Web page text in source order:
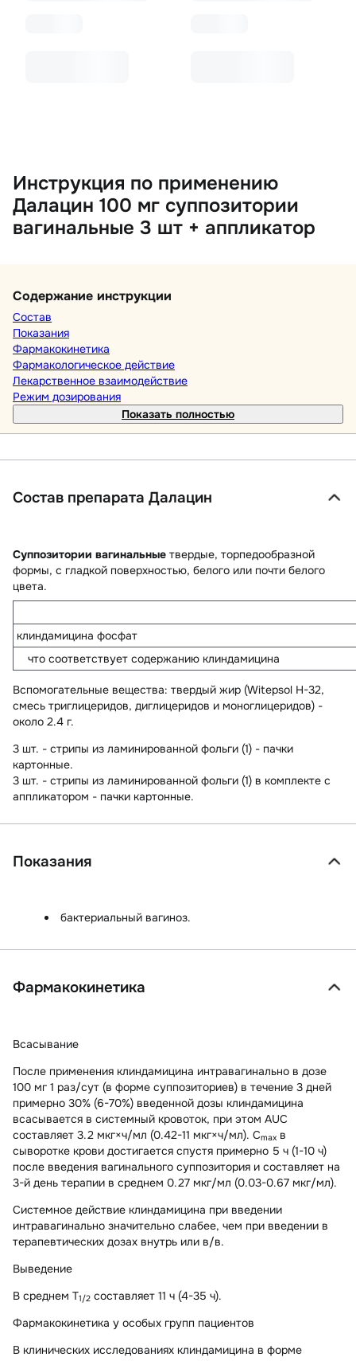
Инструкция по применению
Далацин 100 мг суппозитории
вагинальные 3 шт + аппликатор
Содержание инструкции
Состав
Показания
Фармакокинетика
Фармакологическое действие
Лекарственное взаимодействие
Режим дозирования
Показать полностью
Состав препарата Далацин
Суппозитории вагинальные твердые, торпедообразной
формы, с гладкой поверхностью, белого или почти белого
цвета.
клиндамицина фосфат
что соответствует содержанию клиндамицина
Вспомогательные вещества: твердый жир (Witepsol H-32,
смесь триглицеридов, диглицеридов и моноглицеридов) -
около 2.4 г.
3 шт. - стрипы из ламинированной фольги (1) - пачки
картонные.
3 шт. - стрипы из ламинированной фольги (1) в комплекте с
аппликатором - пачки картонные.
Показания
бактериальный вагиноз.
Фармакокинетика
Всасывание
После применения клиндамицина интравагинально в дозе
100 мг 1 раз/сут (в форме суппозиториев) в течение 3 дней
примерно 30% (6-70%) введенной дозы клиндамицина
всасывается в системный кровоток, при этом AUC
составляет 3.2 мкг×ч/мл (0.42-11 мкг×ч/мл). Cmax в
сыворотке крови достигается спустя примерно 5 ч (1-10 ч)
после введения вагинального суппозитория и составляет на
3-й день терапии в среднем 0.27 мкг/мл (0.03-0.67 мкг/мл).
Системное действие клиндамицина при введении
интравагинально значительно слабее, чем при введении в
терапевтических дозах внутрь или в/в.
Выведение
В среднем Т1/2 составляет 11 ч (4-35 ч).
Фармакокинетика у особых групп пациентов
В клинических исследованиях клиндамицина в форме